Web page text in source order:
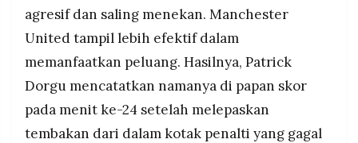
©
-
PT.
RESOLUSI
PRAMUDITA
agresif dan saling menekan. Manchester
United tampil lebih efektif dalam
memanfaatkan peluang. Hasilnya, Patrick
Dorgu mencatatkan namanya di papan skor
pada menit ke-24 setelah melepaskan
tembakan dari dalam kotak penalti yang gagal